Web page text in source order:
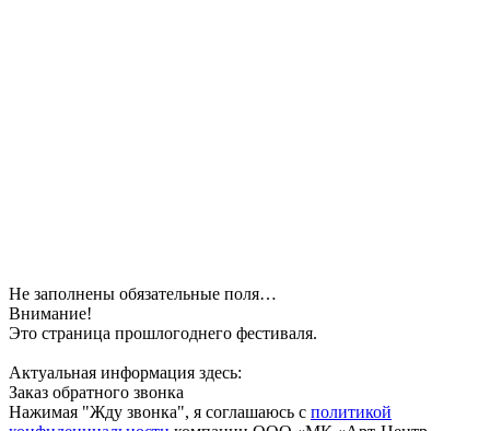
Не заполнены обязательные поля…
Внимание!
Это страница прошлогоднего фестиваля.
Актуальная информация здесь:
Заказ обратного звонка
Нажимая "Жду звонка", я соглашаюсь с политикой